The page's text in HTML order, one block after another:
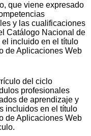
que viene expresado
y las cualificaciones
Catálogo Nacional de
incluido en el título
de Aplicaciones Web
del ciclo
profesionales
de aprendizaje y
incluidos en el título
de Aplicaciones Web